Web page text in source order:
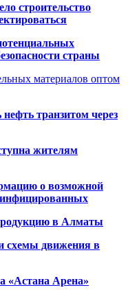
строительство
страны
материалов оптом
транзитом через
жителям
о возможной
инфицированных
в Алматы
схемы движения в
«Астана Арена»